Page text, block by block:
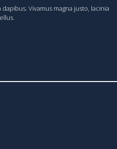
Vivamus magna justo, lacinia